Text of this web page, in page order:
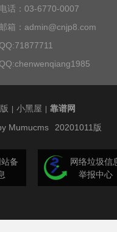
电话：03-6770-0007
邮箱：admin@cnjp8.com
QQ:71877711
QQ:chenwenqiang1985
小黑屋
靠谱网
Mumucms 20201011版
备
网络垃圾信
举报中心